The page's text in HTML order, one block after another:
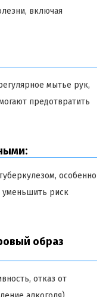
включая
мытье рук,
предотвратить
особенно
уменьшить риск
образ
отказ от